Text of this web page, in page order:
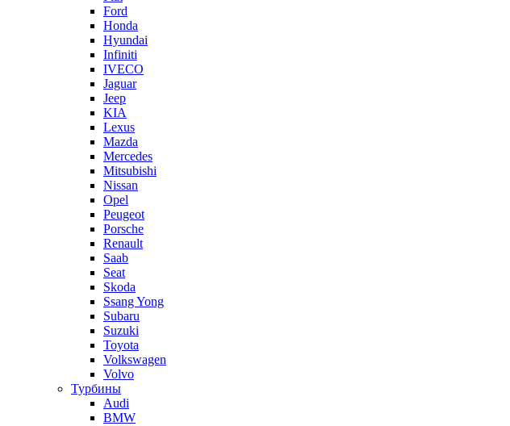
Ford
Honda
Hyundai
Infiniti
IVECO
Jaguar
Jeep
KIA
Lexus
Mazda
Mercedes
Mitsubishi
Nissan
Opel
Peugeot
Porsche
Renault
Saab
Seat
Skoda
Ssang Yong
Subaru
Suzuki
Toyota
Volkswagen
Volvo
Турбины
Audi
BMW